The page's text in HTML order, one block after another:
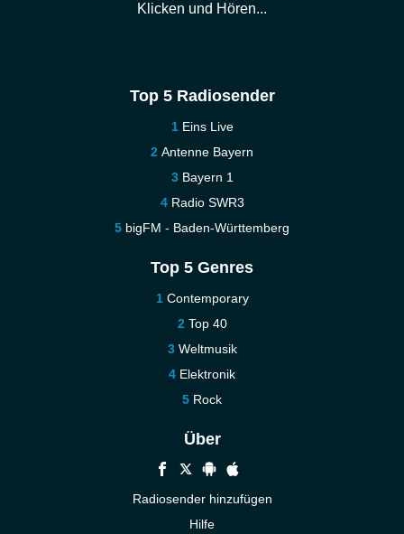
Klicken und Hören...
Top 5 Radiosender
Eins Live
Antenne Bayern
Bayern 1
Radio SWR3
bigFM - Baden-Württemberg
Top 5 Genres
Contemporary
Top 40
Weltmusik
Elektronik
Rock
Über
Radiosender hinzufügen
Hilfe